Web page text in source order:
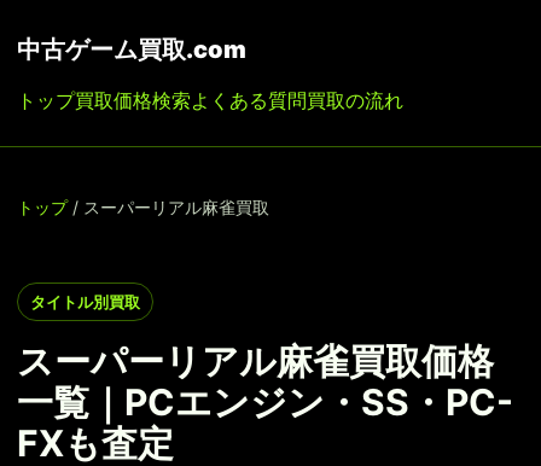
中古ゲーム買取.com
トップ買取価格検索よくある質問買取の流れ
トップ/ スーパーリアル麻雀買取
タイトル別買取
スーパーリアル麻雀買取価格
一覧｜PCエンジン・SS・PC-
FXも査定